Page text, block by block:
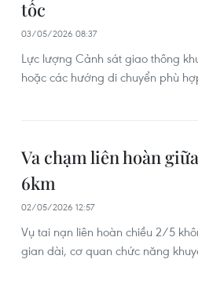
tốc
03/05/2026 08:37
Lực lượng Cảnh sát giao thông
hoặc các hướng di chuyển phù
Va chạm liên hoàn
6km
02/05/2026 12:57
Vụ tai nạn liên hoàn chiều 2/5
gian dài, cơ quan chức năng